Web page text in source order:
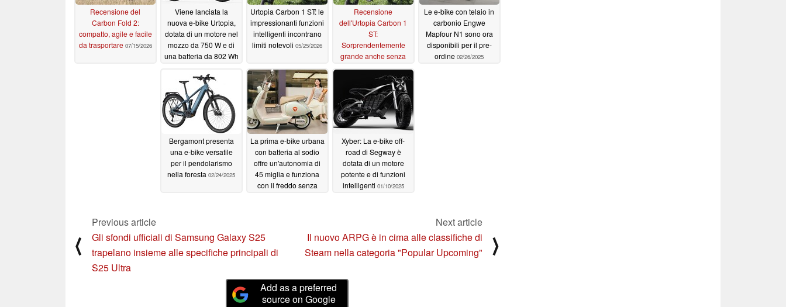
Recensione del
Carbon Fold 2:
compatto, agile e facile
da trasportare 07/15/2026
Viene lanciata la
nuova e-bike Urtopia,
dotata di un motore nel
mozzo da 750 W e di
una batteria da 802 Wh
Urtopia Carbon 1 ST: le
impressionanti funzioni
intelligenti incontrano
limiti notevoli 05/25/2026
Recensione
dell'Urtopia Carbon 1
ST:
Sorprendentemente
grande anche senza
05/16/2026
Le e-bike con telaio in
carbonio Engwe
Mapfour N1 sono ora
disponibili per il pre-
ordine 02/26/2025
Bergamont presenta
una e-bike versatile
per il pendolarismo
nella foresta 02/24/2025
La prima e-bike urbana
con batteria al sodio
offre un'autonomia di
45 miglia e funziona
con il freddo senza
Xyber: La e-bike off-
road di Segway è
dotata di un motore
potente e di funzioni
intelligenti 01/10/2025
⟨
Previous article
Gli sfondi ufficiali di Samsung Galaxy S25
trapelano insieme alle specifiche principali di
S25 Ultra
Next article
Il nuovo ARPG è in cima alle classifiche di
Steam nella categoria "Popular Upcoming"
⟩
Add as a preferred
source on Google